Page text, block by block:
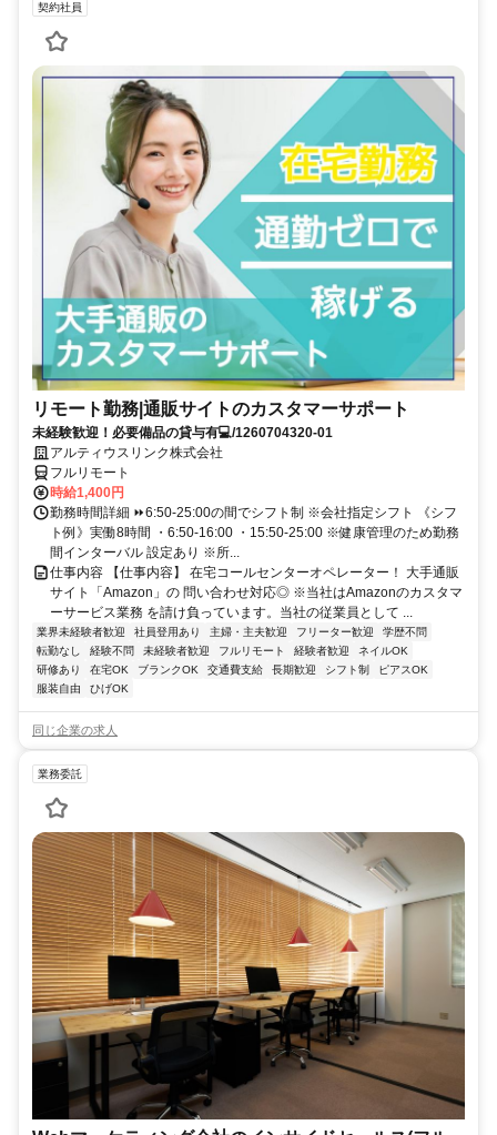
契約社員
リモート勤務|通販サイトのカスタマーサポート
未経験歓迎！必要備品の貸与有💻/1260704320-01
アルティウスリンク株式会社
フルリモート
時給1,400円
勤務時間詳細 ⏩6:50-25:00の間でシフト制 ※会社指定シフト 《シフ
ト例》実働8時間 ・6:50-16:00 ・15:50-25:00 ※健康管理のため勤務
間インターバル 設定あり ※所...
仕事内容 【仕事内容】 在宅コールセンターオペレーター！ 大手通販
サイト「Amazon」の 問い合わせ対応◎ ※当社はAmazonのカスタマ
ーサービス業務 を請け負っています。当社の従業員として ...
業界未経験者歓迎 社員登用あり 主婦・主夫歓迎 フリーター歓迎
学歴不問
転勤なし
経験不問 未経験者歓迎 フルリモート 経験者歓迎
ネイルOK
研修あり
在宅OK ブランクOK 交通費支給 長期歓迎 シフト制
ピアスOK
服装自由
ひげOK
同じ企業の求人
業務委託